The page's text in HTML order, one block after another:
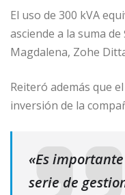
El uso de 300 kVA
asciende a la suma
Magdalena, Zohe
Reiteró además que
inversión de la
«Es
serie de